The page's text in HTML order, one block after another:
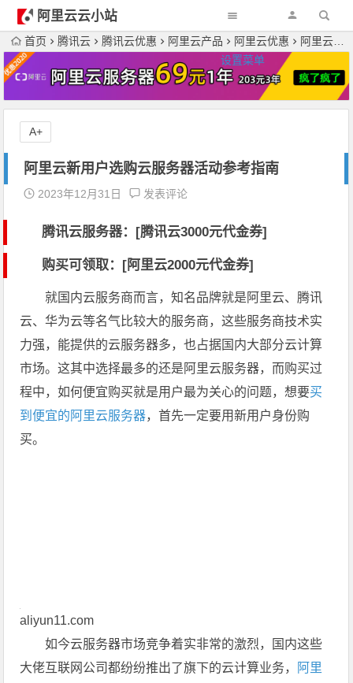
阿里云云小站
设置菜单
首页 腾讯云 腾讯云优惠 阿里云产品 阿里云优惠 阿里云服务器
阿里云新用户选购云服务器活动参考指南
2023年12月31日 发表评论
腾讯云服务器：[腾讯云3000元代金券]
购买可领取：[阿里云2000元代金券]
就国内云服务商而言，知名品牌就是阿里云、腾讯
云、华为云等名气比较大的服务商，这些服务商技术实
力强，能提供的云服务器多，也占据国内大部分云计算
市场。这其中选择最多的还是阿里云服务器，而购买过
程中，如何便宜购买就是用户最为关心的问题，想要买
到便宜的阿里云服务器，首先一定要用新用户身份购
买。
aliyun11.com
如今云服务器市场竞争着实非常的激烈，国内这些
大佬互联网公司都纷纷推出了旗下的云计算业务，
阿里
A+